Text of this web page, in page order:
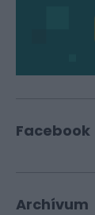
Facebook
Archívum